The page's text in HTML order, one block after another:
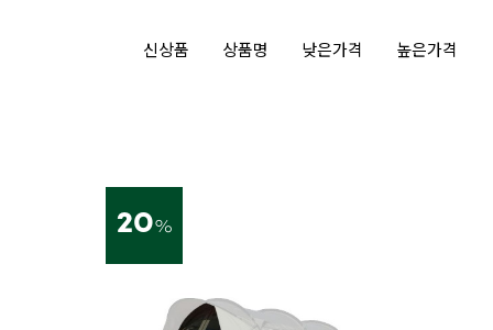
신상품 상품명 낮은가격 높은가격
20%